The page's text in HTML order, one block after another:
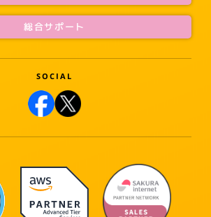
総合サポート